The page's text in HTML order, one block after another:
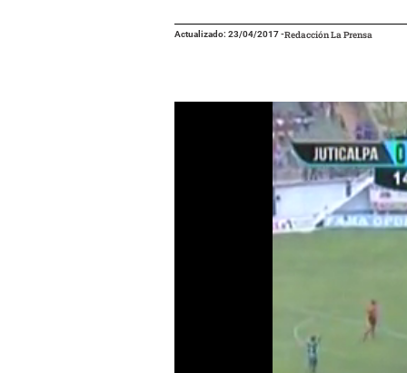
Actualizado: 23/04/2017-Redacción La Prensa